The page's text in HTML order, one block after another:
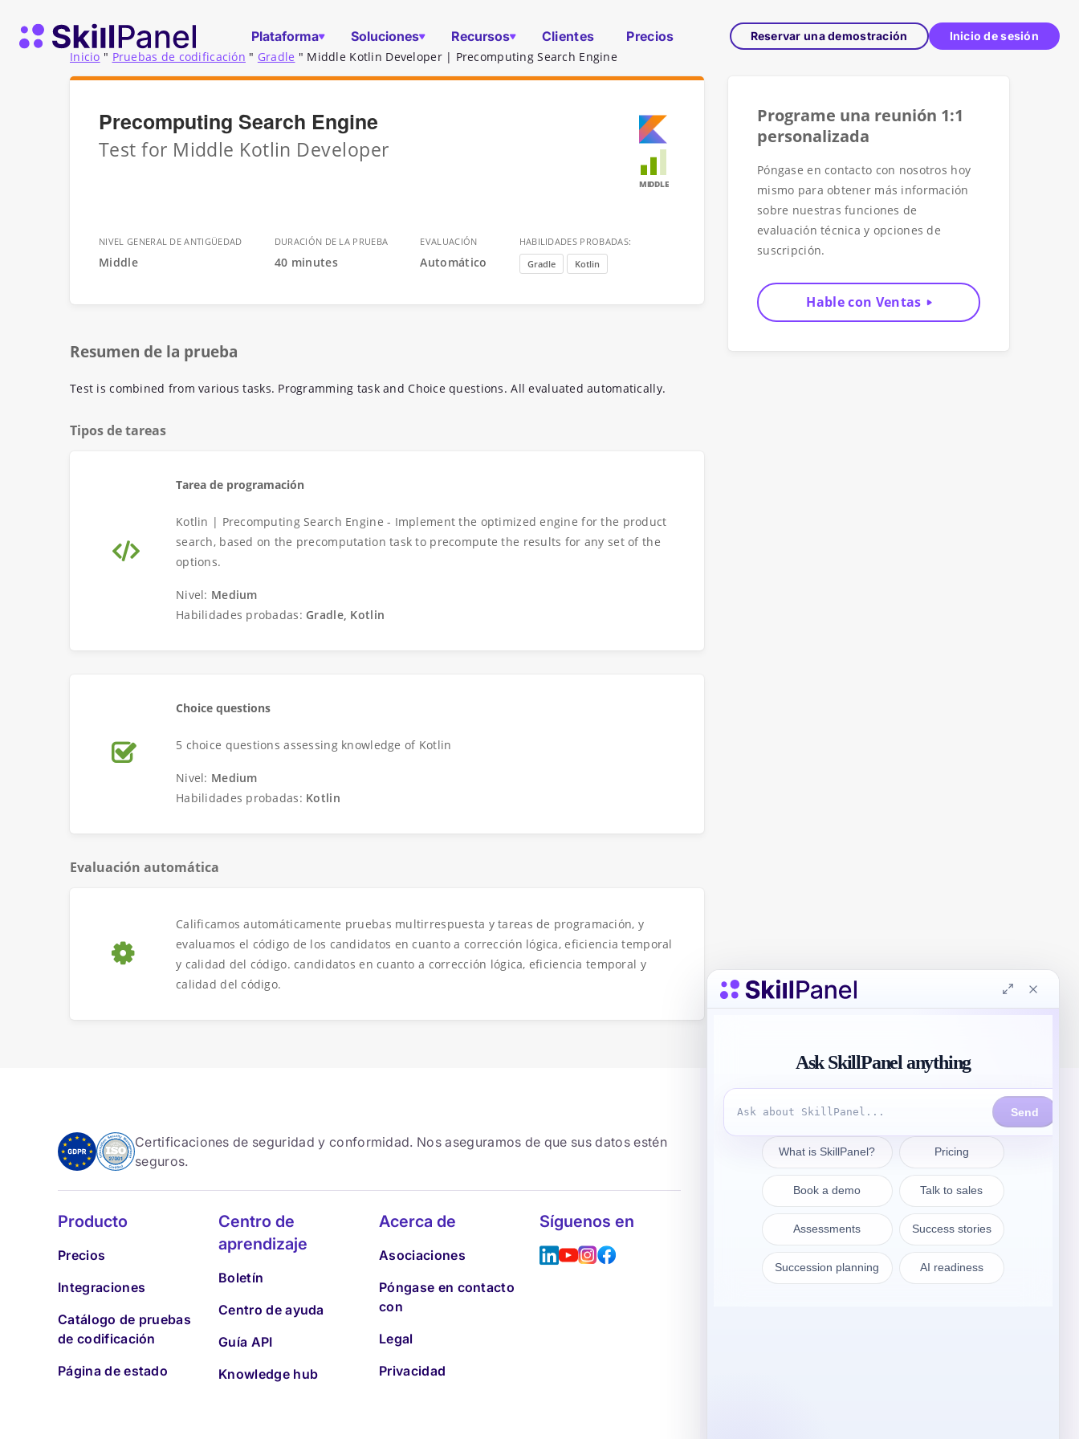
Página de inicio de SkillPanel
Plataforma Soluciones Recursos Clientes Precios Reservar una demostración Inicio de sesión
Inicio " Pruebas de codificación " Gradle " Middle Kotlin Developer | Precomputing Search Engine
MIDDLE
Precomputing Search Engine
Test for Middle Kotlin Developer
NIVEL GENERAL DE ANTIGÜEDAD
Middle
DURACIÓN DE LA PRUEBA
40 minutes
EVALUACIÓN
Automático
HABILIDADES PROBADAS:
Gradle
Kotlin
Resumen de la prueba
Test is combined from various tasks. Programming task and Choice questions. All evaluated automatically.
Tipos de tareas
Tarea de programación
Kotlin | Precomputing Search Engine - Implement the optimized engine for the product
search, based on the precomputation task to precompute the results for any set of the
options.
Nivel: Medium
Habilidades probadas: Gradle, Kotlin
Choice questions
5 choice questions assessing knowledge of Kotlin
Nivel: Medium
Habilidades probadas: Kotlin
Evaluación automática
Calificamos automáticamente pruebas multirrespuesta y tareas de programación, y
evaluamos el código de los candidatos en cuanto a corrección lógica, eficiencia temporal
y calidad del código. candidatos en cuanto a corrección lógica, eficiencia temporal y
calidad del código.
Programe una reunión 1:1
personalizada
Póngase en contacto con nosotros hoy
mismo para obtener más información
sobre nuestras funciones de
evaluación técnica y opciones de
suscripción.
Hable con Ventas
Certificaciones de seguridad y conformidad. Nos aseguramos de que sus datos estén
seguros.
Producto
Precios
Integraciones
Catálogo de pruebas
de codificación
Página de estado
Centro de
aprendizaje
Boletín
Centro de ayuda
Guía API
Knowledge hub
Acerca de
Asociaciones
Póngase en contacto
con
Legal
Privacidad
Síguenos en Póngase en contacto
sales@skillpanel.com
Hable con Ventas: